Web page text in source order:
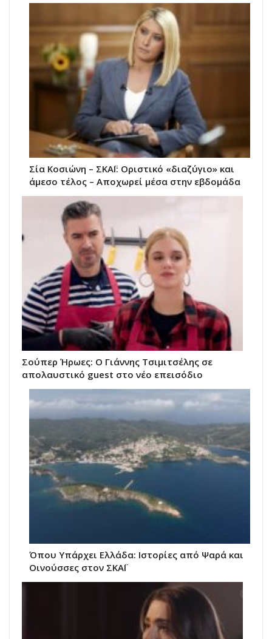
Σία Κοσιώνη – ΣΚΑΪ: Οριστικό «διαζύγιο» και
άμεσο τέλος – Αποχωρεί μέσα στην εβδομάδα
Σούπερ Ήρωες: Ο Γιάννης Τσιμιτσέλης σε
απολαυστικό guest στο νέο επεισόδιο
Όπου Υπάρχει Ελλάδα: Ιστορίες από Ψαρά και
Οινούσσες στον ΣΚΑΪ